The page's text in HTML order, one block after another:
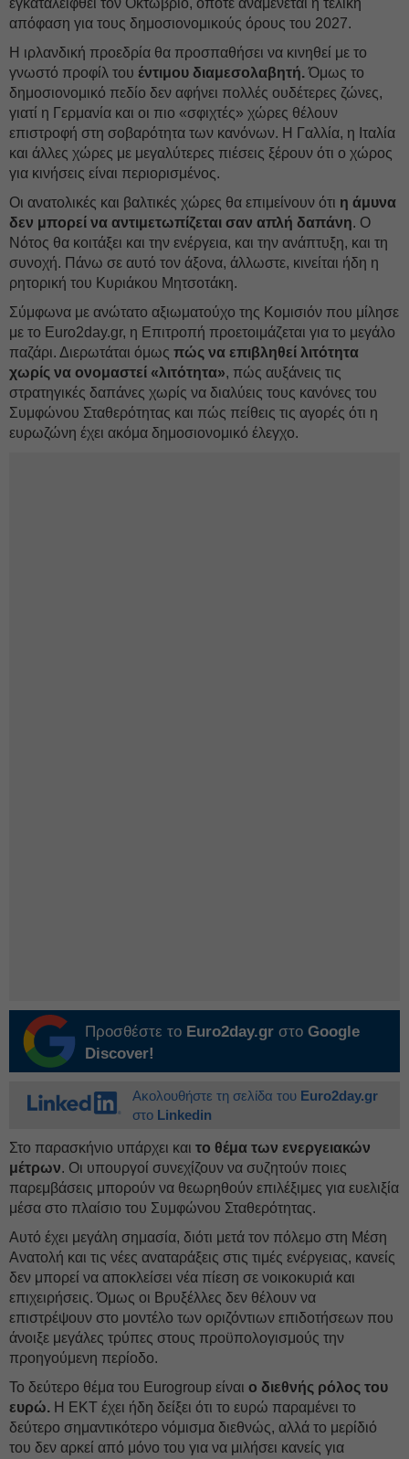
εγκαταλειφθεί τον Οκτώβριο, οπότε αναμένεται η τελική
απόφαση για τους δημοσιονομικούς όρους του 2027.
Η ιρλανδική προεδρία θα προσπαθήσει να κινηθεί με το
γνωστό προφίλ του έντιμου διαμεσολαβητή.Όμως το
δημοσιονομικό πεδίο δεν αφήνει πολλές ουδέτερες ζώνες,
γιατί η Γερμανία και οι πιο «σφιχτές» χώρες θέλουν
επιστροφή στη σοβαρότητα των κανόνων. Η Γαλλία, η Ιταλία
και άλλες χώρες με μεγαλύτερες πιέσεις ξέρουν ότι ο χώρος
για κινήσεις είναι περιορισμένος.
Οι ανατολικές και βαλτικές χώρες θα επιμείνουν ότι η άμυνα
δεν μπορεί να αντιμετωπίζεται σαν απλή δαπάνη. Ο
Νότος θα κοιτάξει και την ενέργεια, και την ανάπτυξη, και τη
συνοχή. Πάνω σε αυτό τον άξονα, άλλωστε, κινείται ήδη η
ρητορική του Κυριάκου Μητσοτάκη.
Σύμφωνα με ανώτατο αξιωματούχο της Κομισιόν που μίλησε
με το Euro2day.gr, η Επιτροπή προετοιμάζεται για το μεγάλο
παζάρι. Διερωτάται όμως πώς να επιβληθεί λιτότητα
χωρίς να ονομαστεί «λιτότητα», πώς αυξάνεις τις
στρατηγικές δαπάνες χωρίς να διαλύεις τους κανόνες του
Συμφώνου Σταθερότητας και πώς πείθεις τις αγορές ότι η
ευρωζώνη έχει ακόμα δημοσιονομικό έλεγχο.
Προσθέστε το Euro2day.gr στο Google
Discover!
Ακολουθήστε τη σελίδα του Euro2day.gr
στο Linkedin
Στο παρασκήνιο υπάρχει και το θέμα των ενεργειακών
μέτρων. Οι υπουργοί συνεχίζουν να συζητούν ποιες
παρεμβάσεις μπορούν να θεωρηθούν επιλέξιμες για ευελιξία
μέσα στο πλαίσιο του Συμφώνου Σταθερότητας.
Αυτό έχει μεγάλη σημασία, διότι μετά τον πόλεμο στη Μέση
Ανατολή και τις νέες αναταράξεις στις τιμές ενέργειας, κανείς
δεν μπορεί να αποκλείσει νέα πίεση σε νοικοκυριά και
επιχειρήσεις. Όμως οι Βρυξέλλες δεν θέλουν να
επιστρέψουν στο μοντέλο των οριζόντιων επιδοτήσεων που
άνοιξε μεγάλες τρύπες στους προϋπολογισμούς την
προηγούμενη περίοδο.
Το δεύτερο θέμα του Eurogroup είναι ο διεθνής ρόλος του
ευρώ. Η ΕΚΤ έχει ήδη δείξει ότι το ευρώ παραμένει το
δεύτερο σημαντικότερο νόμισμα διεθνώς, αλλά το μερίδιό
του δεν αρκεί από μόνο του για να μιλήσει κανείς για